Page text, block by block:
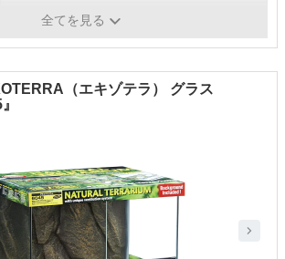
全てを見る
（エキゾテラ） グラス